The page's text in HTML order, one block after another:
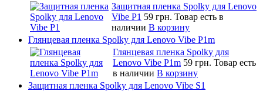
Защитная пленка Spolky для Lenovo
Vibe P1 59 грн. Товар есть в
наличии В корзину
Глянцевая пленка Spolky для Lenovo Vibe P1m
Глянцевая пленка Spolky для
Lenovo Vibe P1m 59 грн. Товар есть
в наличии В корзину
Защитная пленка Spolky для Lenovo Vibe S1